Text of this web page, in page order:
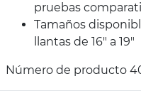
pruebas
Tamaños
llantas de 16" a 19"
Número de producto